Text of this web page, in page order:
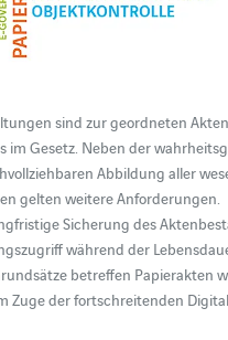
sind zur geordneten
im Gesetz. Neben der
Abbildung aller
gelten weitere Anforderungen.
Sicherung des
während der
betreffen Papierakten
Zuge der fortschreitenden